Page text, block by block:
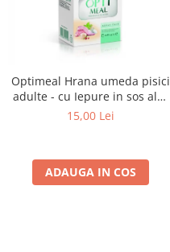
Optimeal Hrana umeda pisici
adulte - cu Iepure in sos alb,
set 3+1, 4*0,085kg
15,00 Lei
ADAUGA IN COS